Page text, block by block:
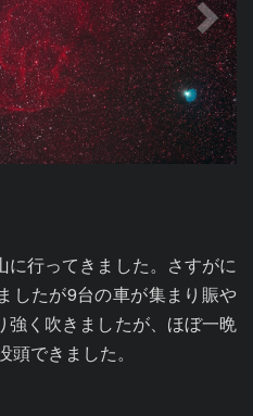
に行ってきました。さすがに
したが9台の車が集まり賑や
強く吹きましたが、ほぼ一晩
できました。